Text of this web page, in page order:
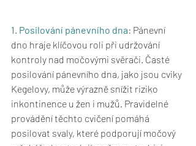
1. Posilování pánevního dna: Pánevní
dno hraje klíčovou roli při udržování
kontroly nad močovými svěrači. Časté
posilování pánevního dna, jako jsou cviky
Kegelovy, může výrazně snížit riziko
inkontinence u žen i mužů. Pravidelné
provádění těchto cvičení pomáhá
posilovat svaly, které podporují močový